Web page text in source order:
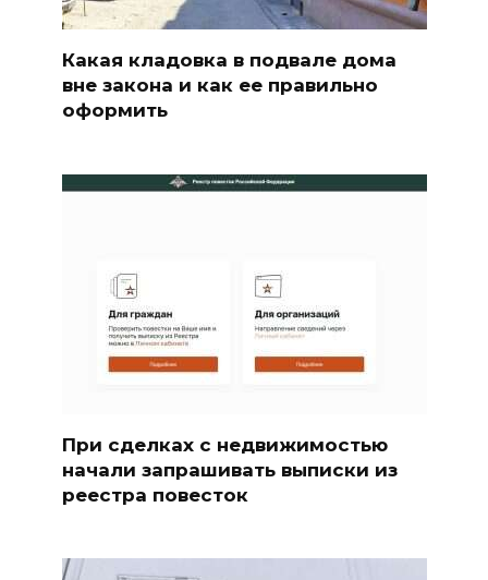
Какая кладовка в подвале дома
вне закона и как ее правильно
оформить
При сделках с недвижимостью
начали запрашивать выписки из
реестра повесток